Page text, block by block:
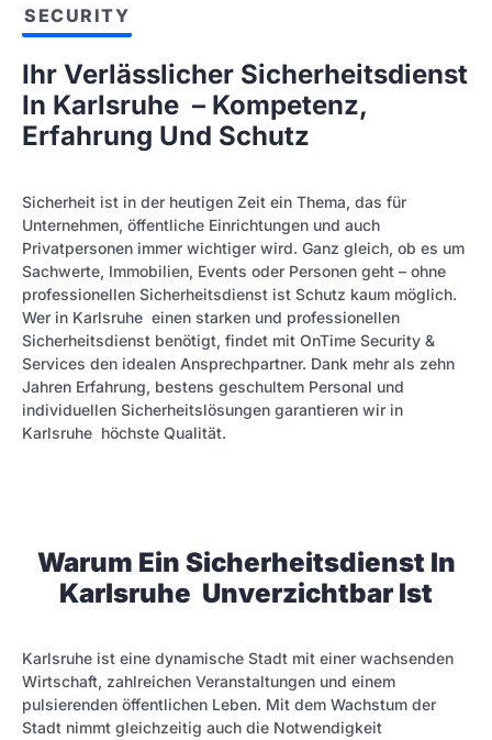
SECURITY
Ihr Verlässlicher Sicherheitsdienst
In Karlsruhe – Kompetenz,
Erfahrung Und Schutz
Sicherheit ist in der heutigen Zeit ein Thema, das für
Unternehmen, öffentliche Einrichtungen und auch
Privatpersonen immer wichtiger wird. Ganz gleich, ob es um
Sachwerte, Immobilien, Events oder Personen geht – ohne
professionellen Sicherheitsdienst ist Schutz kaum möglich.
Wer in Karlsruhe einen starken und professionellen
Sicherheitsdienst benötigt, findet mit OnTime Security &
Services den idealen Ansprechpartner. Dank mehr als zehn
Jahren Erfahrung, bestens geschultem Personal und
individuellen Sicherheitslösungen garantieren wir in
Karlsruhe höchste Qualität.
Warum Ein Sicherheitsdienst In
Karlsruhe Unverzichtbar Ist
Karlsruhe ist eine dynamische Stadt mit einer wachsenden
Wirtschaft, zahlreichen Veranstaltungen und einem
pulsierenden öffentlichen Leben. Mit dem Wachstum der
Stadt nimmt gleichzeitig auch die Notwendigkeit